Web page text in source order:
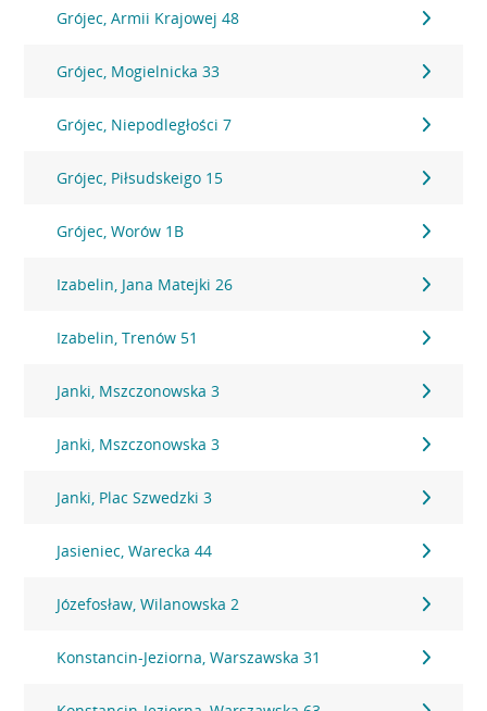
Grójec, Armii Krajowej 48
Grójec, Mogielnicka 33
Grójec, Niepodległości 7
Grójec, Piłsudskeigo 15
Grójec, Worów 1B
Izabelin, Jana Matejki 26
Izabelin, Trenów 51
Janki, Mszczonowska 3
Janki, Mszczonowska 3
Janki, Plac Szwedzki 3
Jasieniec, Warecka 44
Józefosław, Wilanowska 2
Konstancin-Jeziorna, Warszawska 31